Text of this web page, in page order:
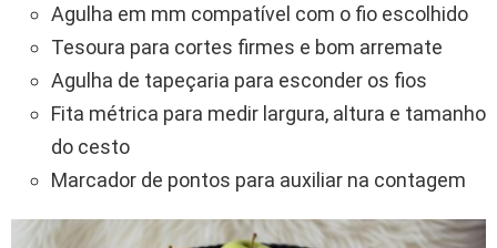
Agulha em mm compatível com o fio escolhido
Tesoura para cortes firmes e bom arremate
Agulha de tapeçaria para esconder os fios
Fita métrica para medir largura, altura e tamanho
do cesto
Marcador de pontos para auxiliar na contagem